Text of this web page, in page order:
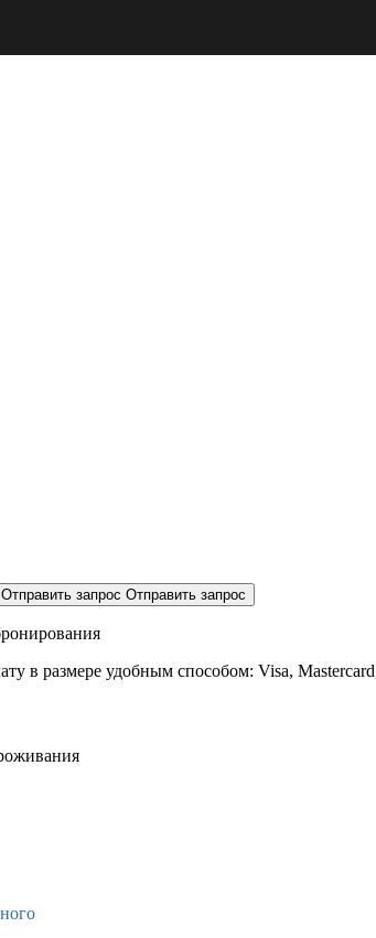
Отправить запрос Отправить запрос
в размере удобным способом: Visa,